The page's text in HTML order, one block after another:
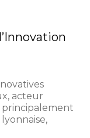
acteur